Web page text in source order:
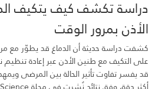
دراسة تكشف كيف يتكيف
الأذن بمرور الوقت
كشفت دراسة حديثة أن الدماغ قد يطوّر مع
على التكيف مع طنين الأذن عبر إعادة
قد يفسر تفاوت تأثير الحالة بين المرضى